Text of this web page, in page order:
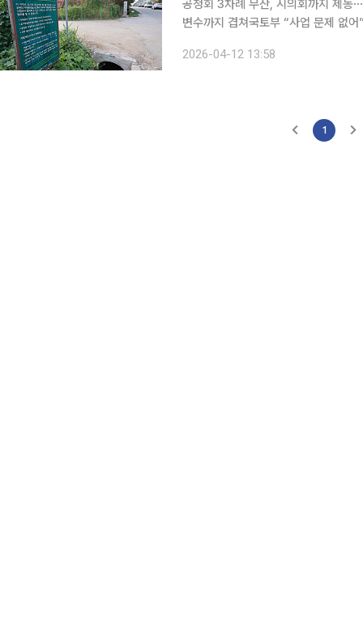
공청회 3차례 무산, 시의회까지 제동
변수까지 겹쳐국토부 “사업 문제 없어” 강조⋯전
지구는 주민 반발과 문화유산 변수까
2026-04-12 13:58
1